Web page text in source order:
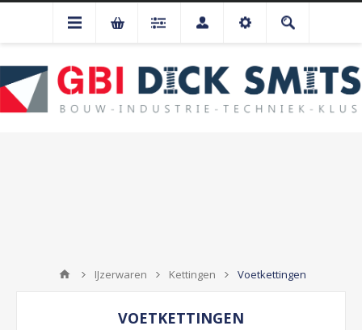
IJzerwaren Kettingen Voetkettingen
VOETKETTINGEN